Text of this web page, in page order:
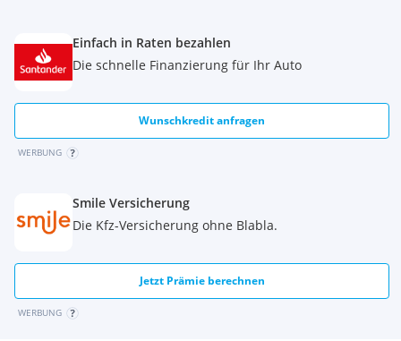
Einfach in Raten bezahlen
Die schnelle Finanzierung für Ihr Auto
Wunschkredit anfragen
WERBUNG
Smile Versicherung
Die Kfz-Versicherung ohne Blabla.
Jetzt Prämie berechnen
WERBUNG